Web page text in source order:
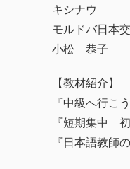
キシナウ
モルドバ日本
小松 恭子
【教材紹介】
『中級へ行こ
『短期集中
『日本語教師